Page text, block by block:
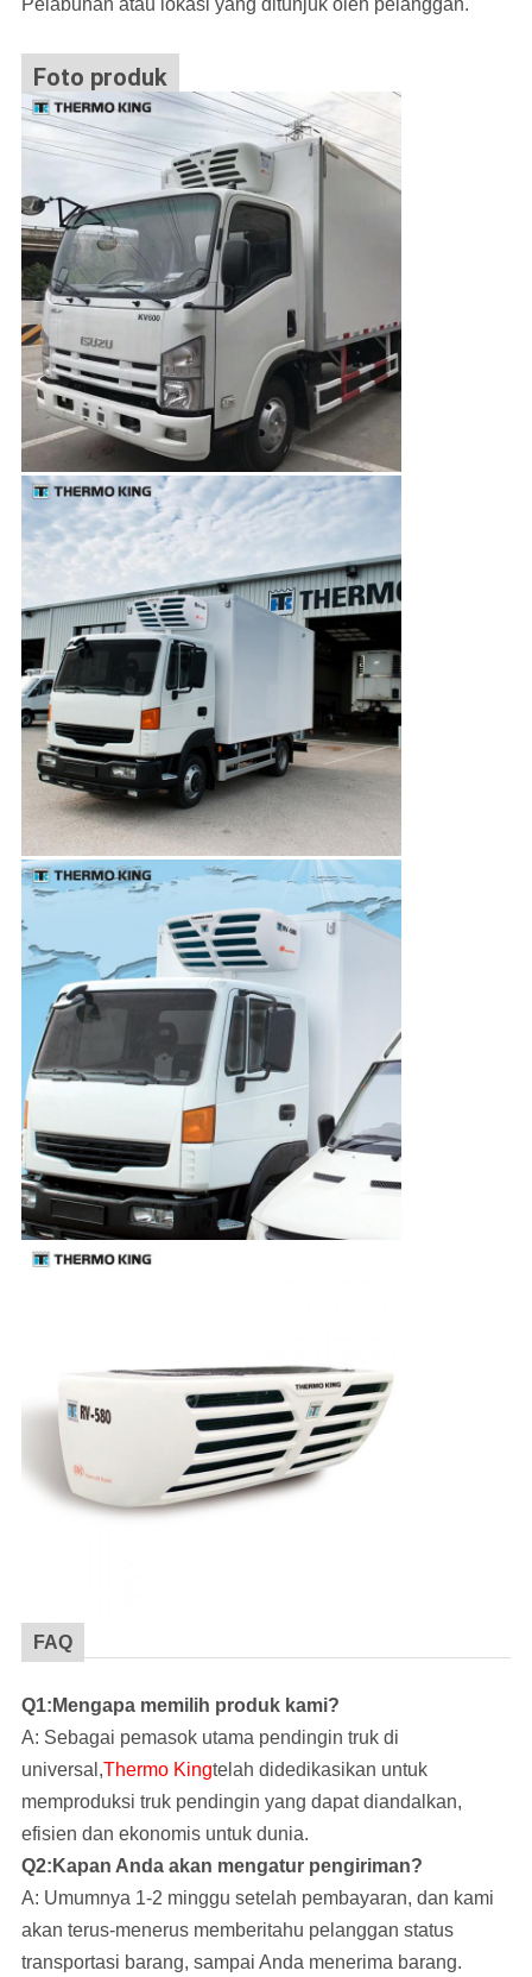
Pelabuhan atau lokasi yang ditunjuk oleh pelanggan.
Foto produk
FAQ
Q1:Mengapa memilih produk kami?
A: Sebagai pemasok utama pendingin truk di
universal,Thermo Kingtelah didedikasikan untuk
memproduksi truk pendingin yang dapat diandalkan,
efisien dan ekonomis untuk dunia.
Q2:Kapan Anda akan mengatur pengiriman?
A: Umumnya 1-2 minggu setelah pembayaran, dan kami
akan terus-menerus memberitahu pelanggan status
transportasi barang, sampai Anda menerima barang.